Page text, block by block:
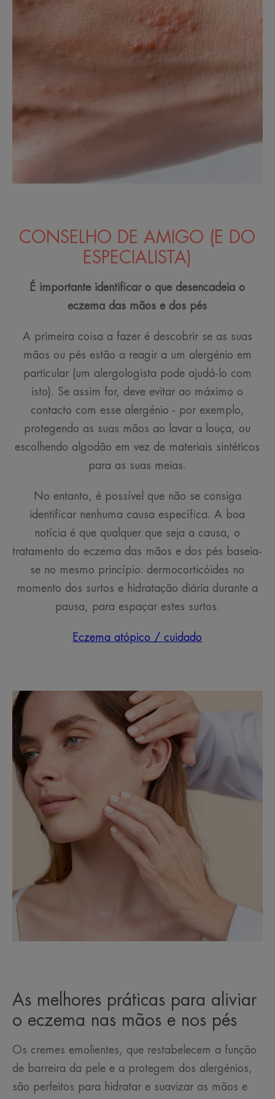
CONSELHO DE AMIGO (E DO
ESPECIALISTA)
É importante identificar o que desencadeia o
eczema das mãos e dos pés
A primeira coisa a fazer é descobrir se as suas
mãos ou pés estão a reagir a um alergénio em
particular (um alergologista pode ajudá-lo com
isto). Se assim for, deve evitar ao máximo o
contacto com esse alergénio - por exemplo,
protegendo as suas mãos ao lavar a louça, ou
escolhendo algodão em vez de materiais sintéticos
para as suas meias.
No entanto, é possível que não se consiga
identificar nenhuma causa específica. A boa
notícia é que qualquer que seja a causa, o
tratamento do eczema das mãos e dos pés baseia-
se no mesmo princípio: dermocorticóides no
momento dos surtos e hidratação diária durante a
pausa, para espaçar estes surtos.
Eczema atópico / cuidado
As melhores práticas para aliviar
o eczema nas mãos e nos pés
Os cremes emolientes, que restabelecem a função
de barreira da pele e a protegem dos alergénios,
são perfeitos para hidratar e suavizar as mãos e